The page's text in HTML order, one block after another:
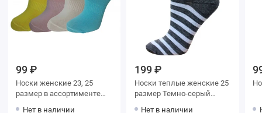
99 ₽
Носки женские 23, 25
размер в ассортименте
Нет в наличии
199 ₽
Носки теплые женские 25
размер Темно-серый
Нет в наличии